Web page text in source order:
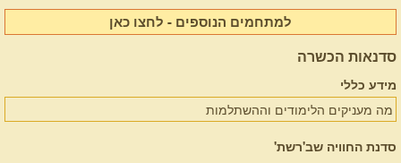
למתחמים הנוספים - לחצו כאן
סדנאות הכשרה
מידע כללי
מה מעניקים הלימודים וההשתלמות
סדנת החוויה שב'רשת'